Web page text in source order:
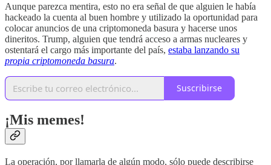
Aunque parezca mentira, esto no era señal de que alguien le había
hackeado la cuenta al buen hombre y utilizado la oportunidad para
colocar anuncios de una criptomoneda basura y hacerse unos
dineritos. Trump, alguien que tendrá acceso a armas nucleares y
ostentará el cargo más importante del país, estaba lanzando su
propia criptomoneda basura.
Suscribirse
¡Mis memes!
La operación, por llamarla de algún modo, sólo puede describirse